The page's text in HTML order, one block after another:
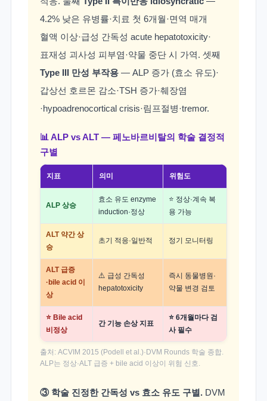
4.2% 낮은 유병률·치료 첫 6개월·면역 매개
혈액 이상·급성 간독성 acute hepatotoxicity·
표재성 괴사성 피부염·약물 중단 시 가역. 셋째
Type III 만성 부작용— ALP 증가 (효소 유도)·
갑상선 호르몬 감소·TSH 증가·췌장염
·hypoadrenocortical crisis·림프절병·tremor.
📊 ALP vs ALT — 페노바르비탈의 학술 결정적
구별
지표 의미 위험도
ALP 상승
효소 유도 enzyme
induction·정상
⭐ 정상·계속 복
용 가능
ALT 약간 상
승
초기 적응·일반적 정기 모니터링
ALT 급증
·bile acid 이
상
⚠️ 급성 간독성
hepatotoxicity
즉시 동물병원·
약물 변경 검토
⭐ Bile acid
비정상
간 기능 손상 지표
⭐ 6개월마다 검
사 필수
출처: ACVIM 2015 (Podell et al.)·DVM Rounds 학술 종합.
ALP는 정상·ALT 급증 + bile acid 이상이 위험 신호.
③ 학술 진정한 간독성 vs 효소 유도 구별.DVM